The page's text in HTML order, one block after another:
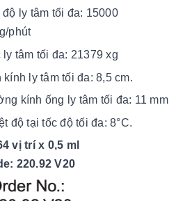
độ ly tâm tối đa: 15000
phút
ly tâm tối đa: 21379 xg
kính ly tâm tối đa: 8,5 cm.
kính ống ly tâm tối đa: 11 mm
độ tại tốc độ tối đa: 8°C.
vị trí x 0,5 ml
220.92 V20